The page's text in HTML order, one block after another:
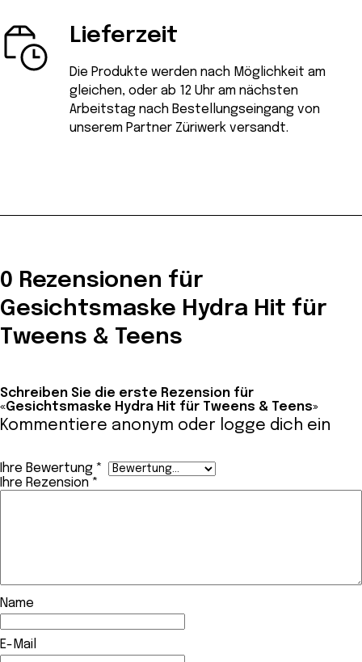
Lieferzeit
Die Produkte werden nach Möglichkeit am
gleichen, oder ab 12 Uhr am nächsten
Arbeitstag nach Bestellungseingang von
unserem Partner Züriwerk versandt.
0 Rezensionen für
Gesichtsmaske Hydra Hit für
Tweens & Teens
Schreiben Sie die erste Rezension für
«Gesichtsmaske Hydra Hit für Tweens & Teens»
Kommentiere anonym oder logge dich ein
Ihre Bewertung *
Ihre Rezension *
Name
E-Mail